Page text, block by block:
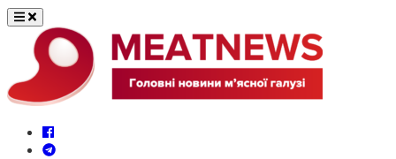
Перейти
вмісту